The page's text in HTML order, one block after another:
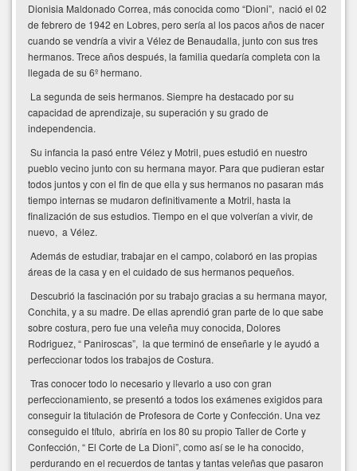
Dionisia Maldonado Correa, más conocida como “Dioni”, nació el 02
de febrero de 1942 en Lobres, pero sería al los pacos años de nacer
cuando se vendría a vivir a Vélez de Benaudalla, junto con sus tres
hermanos. Trece años después, la familia quedaría completa con la
llegada de su 6º hermano.
La segunda de seis hermanos. Siempre ha destacado por su
capacidad de aprendizaje, su superación y su grado de
independencia.
Su infancia la pasó entre Vélez y Motril, pues estudió en nuestro
pueblo vecino junto con su hermana mayor. Para que pudieran estar
todos juntos y con el fin de que ella y sus hermanos no pasaran más
tiempo internas se mudaron definitivamente a Motril, hasta la
finalización de sus estudios. Tiempo en el que volverían a vivir, de
nuevo, a Vélez.
Además de estudiar, trabajar en el campo, colaboró en las propias
áreas de la casa y en el cuidado de sus hermanos pequeños.
Descubrió la fascinación por su trabajo gracias a su hermana mayor,
Conchita, y a su madre. De ellas aprendió gran parte de lo que sabe
sobre costura, pero fue una veleña muy conocida, Dolores
Rodriguez, “ Paniroscas”, la que terminó de enseñarle y le ayudó a
perfeccionar todos los trabajos de Costura.
Tras conocer todo lo necesario y llevarlo a uso con gran
perfeccionamiento, se presentó a todos los exámenes exigidos para
conseguir la titulación de Profesora de Corte y Confección. Una vez
conseguido el título, abriría en los 80 su propio Taller de Corte y
Confección, “ El Corte de La Dioni”, como así se le ha conocido,
perdurando en el recuerdos de tantas y tantas veleñas que pasaron